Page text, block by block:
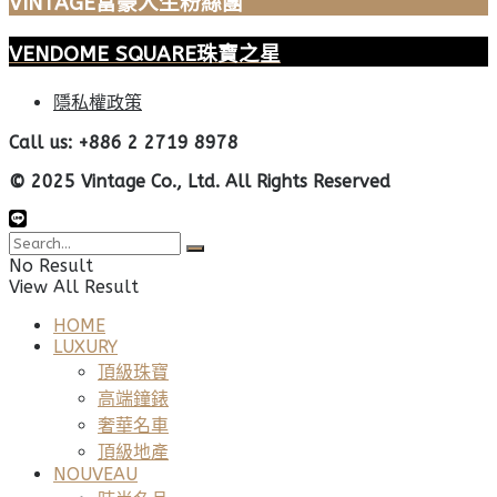
VENDOME SQUARE珠寶之星
隱私權政策
Call us: +886 2 2719 8978
© 2025 Vintage Co., Ltd. All Rights Reserved
No Result
View All Result
HOME
LUXURY
頂級珠寶
高端鐘錶
奢華名車
頂級地產
NOUVEAU